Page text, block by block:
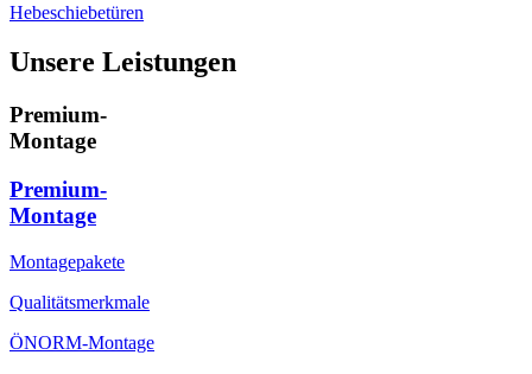
Hebeschiebetüren
Unsere Leistungen
Premium-
Montage
Premium-
Montage
Montagepakete
Qualitätsmerkmale
ÖNORM-Montage